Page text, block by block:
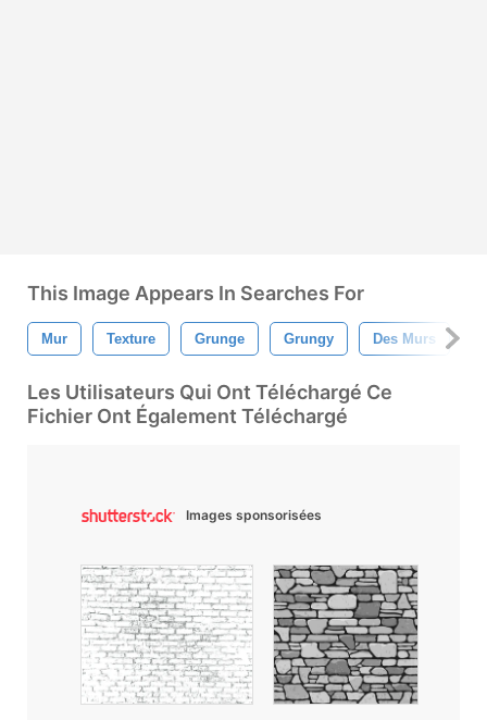
This Image Appears In Searches For
Mur Texture Grunge Grungy Des Murs
Les Utilisateurs Qui Ont Téléchargé Ce
Fichier Ont Également Téléchargé
Images sponsorisées